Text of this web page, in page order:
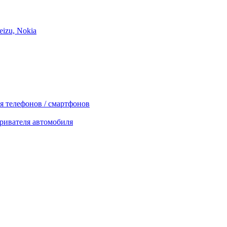
Nokia
телефонов / смартфонов
автомобиля